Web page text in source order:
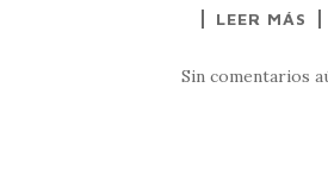
LEER MÁS
Sin comentarios